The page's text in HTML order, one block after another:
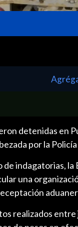
detenidas en
por la
de indagatorias,
una
realizados